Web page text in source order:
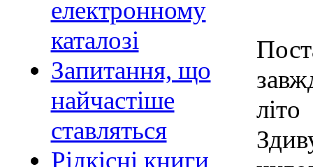
електронному
каталозі
Запитання, що
найчастіше
ставляться
Рідкісні книги
літо